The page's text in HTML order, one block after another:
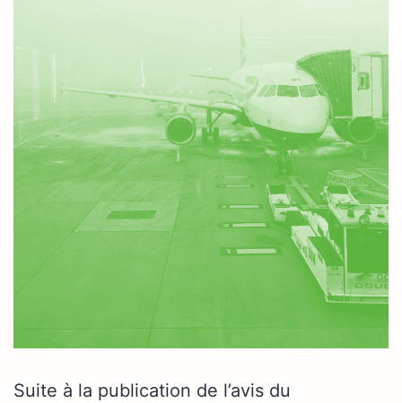
Suite à la publication de l’avis du